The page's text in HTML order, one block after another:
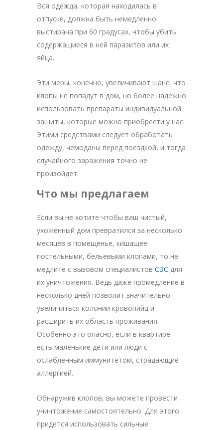
Вся одежда, которая находилась в
отпуске, должна быть немедленно
выстирана при 60 градусах, чтобы убить
содержащиеся в ней паразитов или их
яйца.
Эти меры, конечно, увеличивают шанс, что
клопы не попадут в дом, но более надежно
использовать препараты индивидуальной
защиты, которые можно приобрести у нас.
Этими средствами следует обработать
одежду, чемоданы перед поездкой, и тогда
случайного заражения точно не
произойдет.
Что мы предлагаем
Если вы не хотите чтобы ваш чистый,
ухоженный дом превратился за несколько
месяцев в помещенье, кишащее
постельными, бельевыми клопами, то не
медлите с вызовом специалистов СЭС для
их уничтожения. Ведь даже промедление в
несколько дней позволит значительно
увеличиться колонии кровопийц и
расширить их область проживания.
Особенно это опасно, если в квартире
есть маленькие дети или люди с
ослабленным иммунитетом, страдающие
аллергией.
Обнаружив клопов, вы можете провести
уничтожение самостоятельно. Для этого
придется использовать сильные